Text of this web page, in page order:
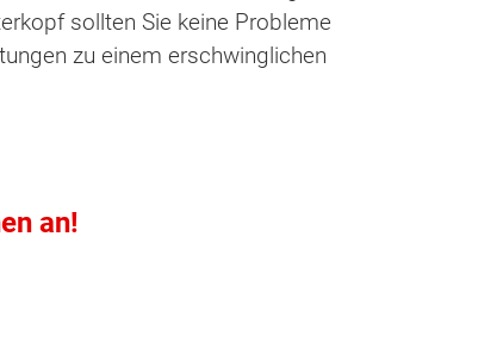
sollten Sie keine Probleme
zu einem erschwinglichen
an!